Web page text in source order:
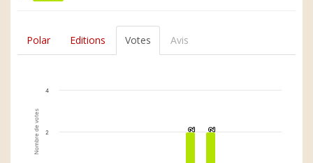
Polar Editions Votes Avis
Nombre de votes 2
2 2
2
2
4